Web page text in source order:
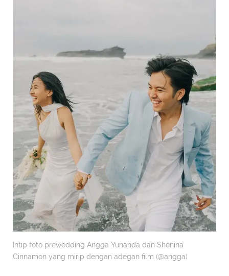
Intip foto prewedding Angga Yunanda dan Shenina
Cinnamon yang mirip dengan adegan film (@angga)